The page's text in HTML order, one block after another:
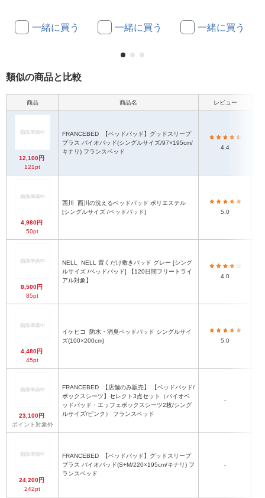
一緒に買う 一緒に買う 一緒に買う
類似の商品と比較
商品 商品名 レビュー
12,100円
121pt
FRANCEBED
プラス バイオパッド(シングルサイズ/97×195cm/
キナリ) フランスベッド
4.4
4,980円
50pt
西川
[シングルサイズ /ベッドパッド]
5.0
8,500円
85pt
NELL
ルサイズ /ベッドパッド] 【120日間フリートライ
アル対象】
4.0
4,480円
45pt
イケヒコ
ズ(100×200cm)
5.0
23,100円
ポイント対象外
FRANCEBED
ボックスシーツ】セレクト3点セット（バイオベ
ッドパッド・エッフェボックスシーツ2枚/シング
ルサイズ/ピンク） フランスベッド
-
24,200円
242pt
FRANCEBED
プラス バイオパッド(S+M/220×195cm/キナリ) フ
ランスベッド
-